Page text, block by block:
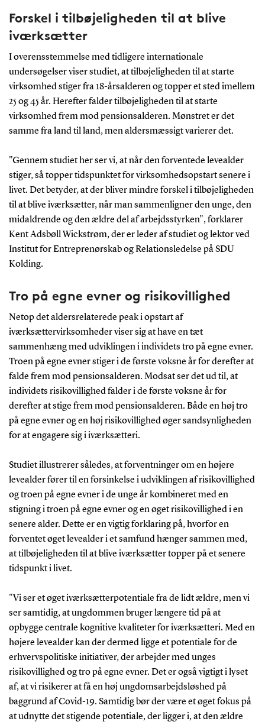
Forskel i tilbøjeligheden til at blive
iværksætter
I overensstemmelse med tidligere internationale
undersøgelser viser studiet, at tilbøjeligheden til at starte
virksomhed stiger fra 18-årsalderen og topper et sted imellem
25 og 45 år. Herefter falder tilbøjeligheden til at starte
virksomhed frem mod pensionsalderen. Mønstret er det
samme fra land til land, men aldersmæssigt varierer det.
"Gennem studiet her ser vi, at når den forventede levealder
stiger, så topper tidspunktet for virksomhedsopstart senere i
livet. Det betyder, at der bliver mindre forskel i tilbøjeligheden
til at blive iværksætter, når man sammenligner den unge, den
midaldrende og den ældre del af arbejdsstyrken", forklarer
Kent Adsbøll Wickstrøm, der er leder af studiet og lektor ved
Institut for Entreprenørskab og Relationsledelse på SDU
Kolding.
Tro på egne evner og risikovillighed
Netop det aldersrelaterede peak i opstart af
iværksættervirksomheder viser sig at have en tæt
sammenhæng med udviklingen i individets tro på egne evner.
Troen på egne evner stiger i de første voksne år for derefter at
falde frem mod pensionsalderen. Modsat ser det ud til, at
individets risikovillighed falder i de første voksne år for
derefter at stige frem mod pensionsalderen. Både en høj tro
på egne evner og en høj risikovillighed øger sandsynligheden
for at engagere sig i iværksætteri.
Studiet illustrerer således, at forventninger om en højere
levealder fører til en forsinkelse i udviklingen af risikovillighed
og troen på egne evner i de unge år kombineret med en
stigning i troen på egne evner og en øget risikovillighed i en
senere alder. Dette er en vigtig forklaring på, hvorfor en
forventet øget levealder i et samfund hænger sammen med,
at tilbøjeligheden til at blive iværksætter topper på et senere
tidspunkt i livet.
"Vi ser et øget iværksætterpotentiale fra de lidt ældre, men vi
ser samtidig, at ungdommen bruger længere tid på at
opbygge centrale kognitive kvaliteter for iværksætteri. Med en
højere levealder kan der dermed ligge et potentiale for de
erhvervspolitiske initiativer, der arbejder med unges
risikovillighed og tro på egne evner. Det er også vigtigt i lyset
af, at vi risikerer at få en høj ungdomsarbejdsløshed på
baggrund af Covid-19. Samtidig bør der være et øget fokus på
at udnytte det stigende potentiale, der ligger i, at den ældre